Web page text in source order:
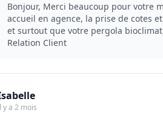
Bonjour, Merci beaucoup pour votre
accueil en agence, la prise de cotes
et surtout que votre pergola
Relation Client
y a 2 mois